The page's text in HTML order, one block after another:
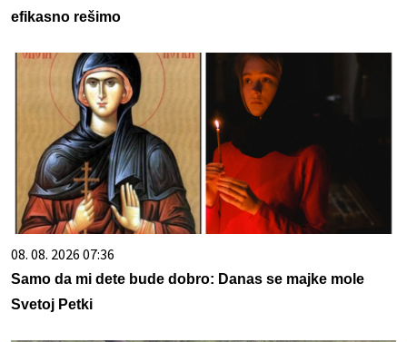
efikasno rešimo
08. 08. 2026 07:36
Samo da mi dete bude dobro: Danas se majke mole
Svetoj Petki